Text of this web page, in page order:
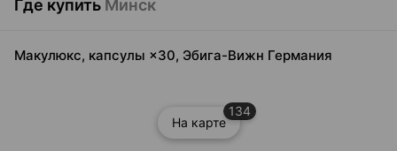
Где купить Минск
Макулюкс, капсулы ×30, Эбига-Вижн Германия
На карте
134